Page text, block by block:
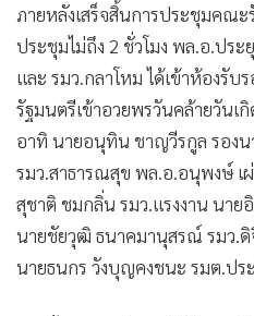
วิทยาศาสตร์
• SMEs
• หุ้น
• อินโดจีน
• กองทุนรวม
• Celeb Online
• Factcheck
• ญี่ปุ่น
ภายหลังเสร็จสิ้นการประชุมคณะ
ประชุมไม่ถึง 2 ชั่วโมง พล.อ.ปร
และ รมว.กลาโหม ได้เข้าห้องรับ
รัฐมนตรีเข้าอวยพรวันคล้ายวัน
อาทิ นายอนุทิน ชาญวีรกูล รองน
รมว.สาธารณสุข พล.อ.อนุพงษ์ เ
สุชาติ ชมกลิ่น รมว.แรงงาน นา
นายชัยวุฒิ ธนาคมานุสรณ์ รมว.ดิ
นายธนกร วังบุญคงชนะ รมต.ปร